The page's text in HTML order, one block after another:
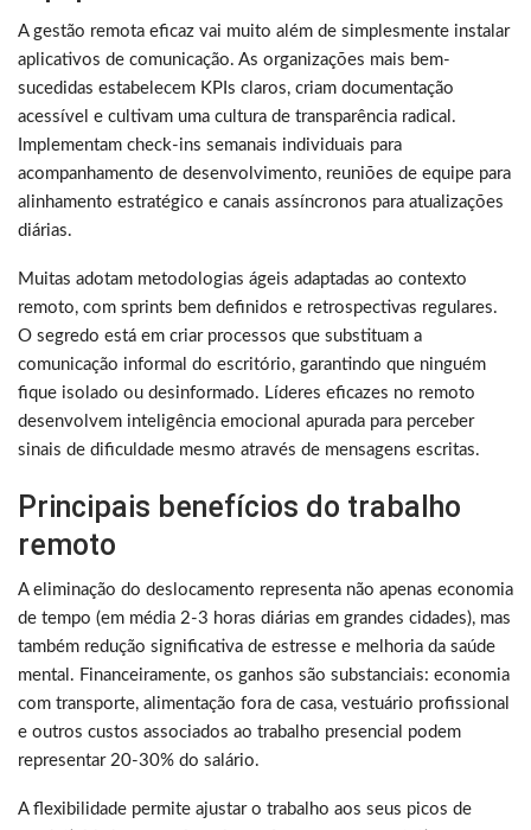
A gestão remota eficaz vai muito além de simplesmente instalar
aplicativos de comunicação. As organizações mais bem-
sucedidas estabelecem KPIs claros, criam documentação
acessível e cultivam uma cultura de transparência radical.
Implementam check-ins semanais individuais para
acompanhamento de desenvolvimento, reuniões de equipe para
alinhamento estratégico e canais assíncronos para atualizações
diárias.
Muitas adotam metodologias ágeis adaptadas ao contexto
remoto, com sprints bem definidos e retrospectivas regulares.
O segredo está em criar processos que substituam a
comunicação informal do escritório, garantindo que ninguém
fique isolado ou desinformado. Líderes eficazes no remoto
desenvolvem inteligência emocional apurada para perceber
sinais de dificuldade mesmo através de mensagens escritas.
Principais benefícios do trabalho
remoto
A eliminação do deslocamento representa não apenas economia
de tempo (em média 2-3 horas diárias em grandes cidades), mas
também redução significativa de estresse e melhoria da saúde
mental. Financeiramente, os ganhos são substanciais: economia
com transporte, alimentação fora de casa, vestuário profissional
e outros custos associados ao trabalho presencial podem
representar 20-30% do salário.
A flexibilidade permite ajustar o trabalho aos seus picos de